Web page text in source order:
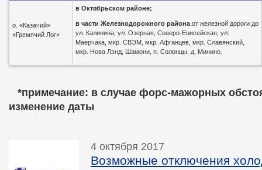
о. «Казачий»
«Гремячий Лог»
в Октябрьском районе;
в части Железнодорожного района от железной дороги до
ул. Калинина, ул. Озерная, Северо-Енисейская, ул.
Маерчака, мкр. СВЭМ, мкр. Афганцев, мкр. Славянский,
мкр. Нова Лэнд, Шамони, п. Солонцы, д. Минино.
*примечание: в случае форс-мажорных
изменение даты
4 октября 2017
Возможные отключения